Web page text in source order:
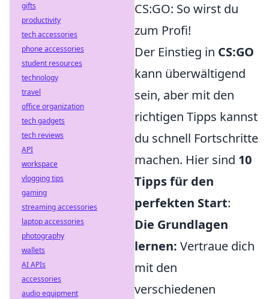
CS:GO: So wirst du
zum Profi!
Der Einstieg in CS:GO
kann überwältigend
sein, aber mit den
richtigen Tipps kannst
du schnell Fortschritte
machen. Hier sind 10
Tipps für den
perfekten Start:
Die Grundlagen
lernen: Vertraue dich
mit den
verschiedenen
gifts
productivity
tech accessories
phone accessories
student resources
technology
travel
office organization
tech gadgets
tech reviews
API
workspace
vlogging tips
gaming
streaming accessories
laptop accessories
photography
wallets
AI APIs
accessories
audio equipment